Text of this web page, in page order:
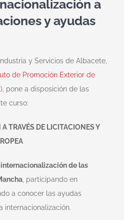
a
y ayudas
y Servicios de Albacete,
de Promoción Exterior de
, pone a disposición de las
curso:
TRAVÉS DE LICITACIONES Y
de las
, participando en
a conocer las ayudas
internacionalización.